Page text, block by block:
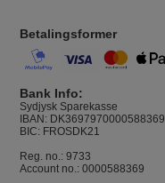
Betalingsformer
Bank Info:
Sydjysk Sparekasse
IBAN: DK3697970000588369
BIC: FROSDK21
Reg. no.: 9733
Account no.: 0000588369